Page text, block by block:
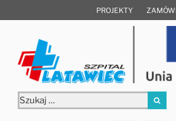
do
PROJEKTY
Szukaj: